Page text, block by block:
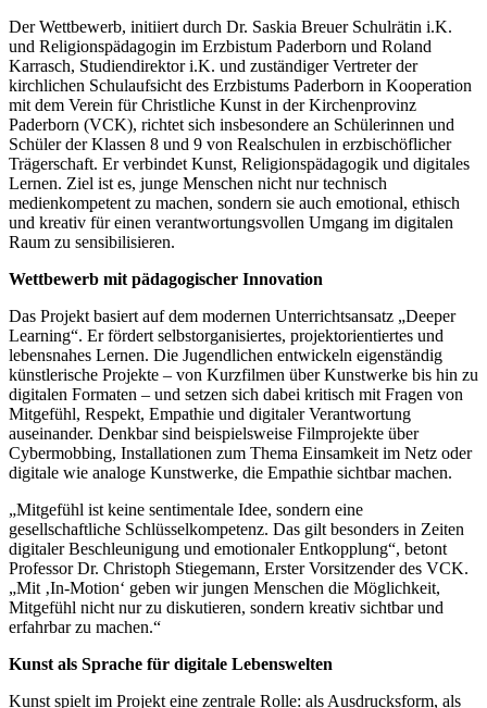
Der Wettbewerb, initiiert durch Dr. Saskia Breuer Schulrätin i.K.
und Religionspädagogin im Erzbistum Paderborn und Roland
Karrasch, Studiendirektor i.K. und zuständiger Vertreter der
kirchlichen Schulaufsicht des Erzbistums Paderborn in Kooperation
mit dem Verein für Christliche Kunst in der Kirchenprovinz
Paderborn (VCK), richtet sich insbesondere an Schülerinnen und
Schüler der Klassen 8 und 9 von Realschulen in erzbischöflicher
Trägerschaft. Er verbindet Kunst, Religionspädagogik und digitales
Lernen. Ziel ist es, junge Menschen nicht nur technisch
medienkompetent zu machen, sondern sie auch emotional, ethisch
und kreativ für einen verantwortungsvollen Umgang im digitalen
Raum zu sensibilisieren.
Wettbewerb mit pädagogischer Innovation
Das Projekt basiert auf dem modernen Unterrichtsansatz „Deeper
Learning“. Er fördert selbstorganisiertes, projektorientiertes und
lebensnahes Lernen. Die Jugendlichen entwickeln eigenständig
künstlerische Projekte – von Kurzfilmen über Kunstwerke bis hin zu
digitalen Formaten – und setzen sich dabei kritisch mit Fragen von
Mitgefühl, Respekt, Empathie und digitaler Verantwortung
auseinander. Denkbar sind beispielsweise Filmprojekte über
Cybermobbing, Installationen zum Thema Einsamkeit im Netz oder
digitale wie analoge Kunstwerke, die Empathie sichtbar machen.
„Mitgefühl ist keine sentimentale Idee, sondern eine
gesellschaftliche Schlüsselkompetenz. Das gilt besonders in Zeiten
digitaler Beschleunigung und emotionaler Entkopplung“, betont
Professor Dr. Christoph Stiegemann, Erster Vorsitzender des VCK.
„Mit ‚In-Motion‘ geben wir jungen Menschen die Möglichkeit,
Mitgefühl nicht nur zu diskutieren, sondern kreativ sichtbar und
erfahrbar zu machen.“
Kunst als Sprache für digitale Lebenswelten
Kunst spielt im Projekt eine zentrale Rolle: als Ausdrucksform, als